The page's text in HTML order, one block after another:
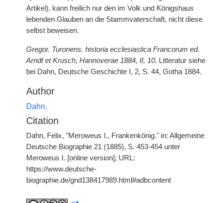
Artikel), kann freilich nur den im Volk und Königshaus
lebenden Glauben an die Stammvaterschaft, nicht diese
selbst beweisen.
Gregor. Turonens. historia ecclesiastica Francorum ed.
Arndt et Krusch, Hannoverae 1884, II, 10. Litteratur siehe
bei Dahn, Deutsche Geschichte I, 2, S. 44, Gotha 1884.
Author
Dahn.
Citation
Dahn, Felix, "Meroweus I., Frankenkönig." in: Allgemeine
Deutsche Biographie 21 (1885), S. 453-454 unter
Meroweus I. [online version]; URL:
https://www.deutsche-
biographie.de/gnd138417989.html#adbcontent